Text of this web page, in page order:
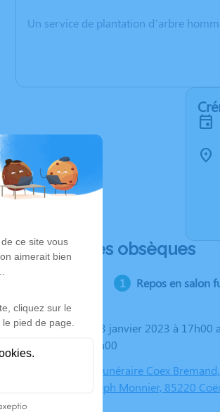
Un service de plantation d’arbre
Déroulé des obsèques
Repos en salon
Du lundi 23 janvier 2023 à 17h00 au mercredi 01 février
2023 à 19h00
Chambre Funéraire Coex
12 rue joseph Monnier, 85220